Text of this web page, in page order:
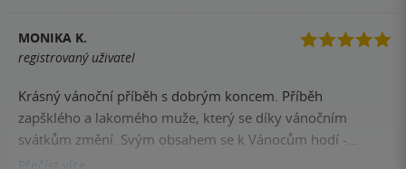
MONIKA K.
registrovaný uživatel
Krásný vánoční příběh s dobrým koncem. Příběh
zapšklého a lakomého muže, který se díky vánočním
svátkům změní. Svým obsahem se k Vánocům hodí -
příběh, který pohladí, ale nepřekvapí
Přečíst